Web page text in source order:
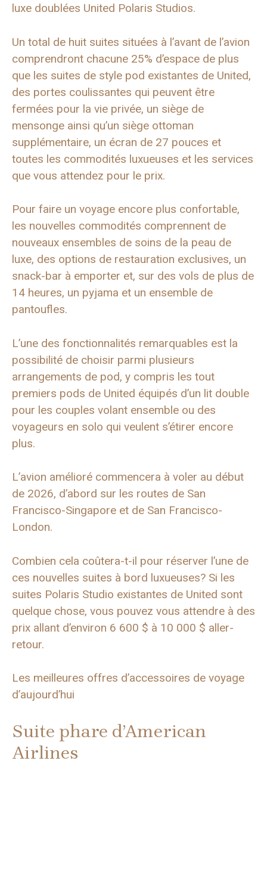
luxe doublées United Polaris Studios.
Un total de huit suites situées à l’avant de l’avion
comprendront chacune 25% d’espace de plus
que les suites de style pod existantes de United,
des portes coulissantes qui peuvent être
fermées pour la vie privée, un siège de
mensonge ainsi qu’un siège ottoman
supplémentaire, un écran de 27 pouces et
toutes les commodités luxueuses et les services
que vous attendez pour le prix.
Pour faire un voyage encore plus confortable,
les nouvelles commodités comprennent de
nouveaux ensembles de soins de la peau de
luxe, des options de restauration exclusives, un
snack-bar à emporter et, sur des vols de plus de
14 heures, un pyjama et un ensemble de
pantoufles.
L’une des fonctionnalités remarquables est la
possibilité de choisir parmi plusieurs
arrangements de pod, y compris les tout
premiers pods de United équipés d’un lit double
pour les couples volant ensemble ou des
voyageurs en solo qui veulent s’étirer encore
plus.
L’avion amélioré commencera à voler au début
de 2026, d’abord sur les routes de San
Francisco-Singapore et de San Francisco-
London.
Combien cela coûtera-t-il pour réserver l’une de
ces nouvelles suites à bord luxueuses? Si les
suites Polaris Studio existantes de United sont
quelque chose, vous pouvez vous attendre à des
prix allant d’environ 6 600 $ à 10 000 $ aller-
retour.
Les meilleures offres d’accessoires de voyage
d’aujourd’hui
Suite phare d’American
Airlines